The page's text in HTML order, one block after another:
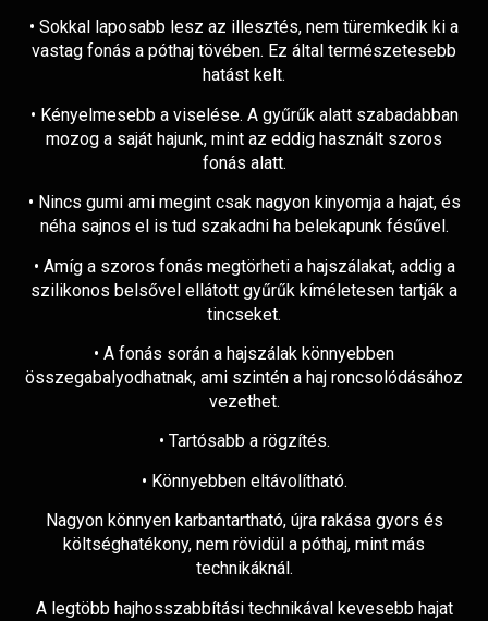
• Sokkal laposabb lesz az illesztés, nem türemkedik ki a
vastag fonás a póthaj tövében. Ez által természetesebb
hatást kelt.
• Kényelmesebb a viselése. A gyűrűk alatt szabadabban
mozog a saját hajunk, mint az eddig használt szoros
fonás alatt.
• Nincs gumi ami megint csak nagyon kinyomja a hajat, és
néha sajnos el is tud szakadni ha belekapunk fésűvel.
• Amíg a szoros fonás megtörheti a hajszálakat, addig a
szilikonos belsővel ellátott gyűrűk kíméletesen tartják a
tincseket.
• A fonás során a hajszálak könnyebben
összegabalyodhatnak, ami szintén a haj roncsolódásához
vezethet.
• Tartósabb a rögzítés.
• Könnyebben eltávolítható.
Nagyon könnyen karbantartható, újra rakása gyors és
költséghatékony, nem rövidül a póthaj, mint más
technikáknál.
A legtöbb hajhosszabbítási technikával kevesebb hajat